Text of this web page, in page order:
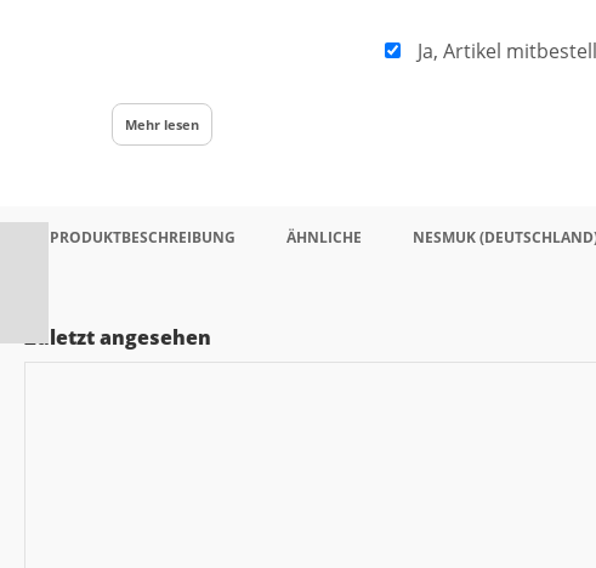
Ja, Artikel
Mehr lesen
PRODUKTBESCHREIBUNG ÄHNLICHE NESMUK
Zuletzt angesehen